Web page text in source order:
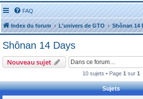
FAQ
Index du forum L'univers de GTO Shônan 14
Shônan 14 Days
Nouveau sujet
10 sujets • Page 1 sur 1
Sujets